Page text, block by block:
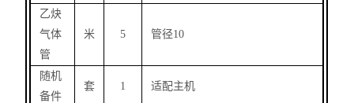
乙炔
气体
管
米 5 管径10
随机
备件
套 1 适配主机